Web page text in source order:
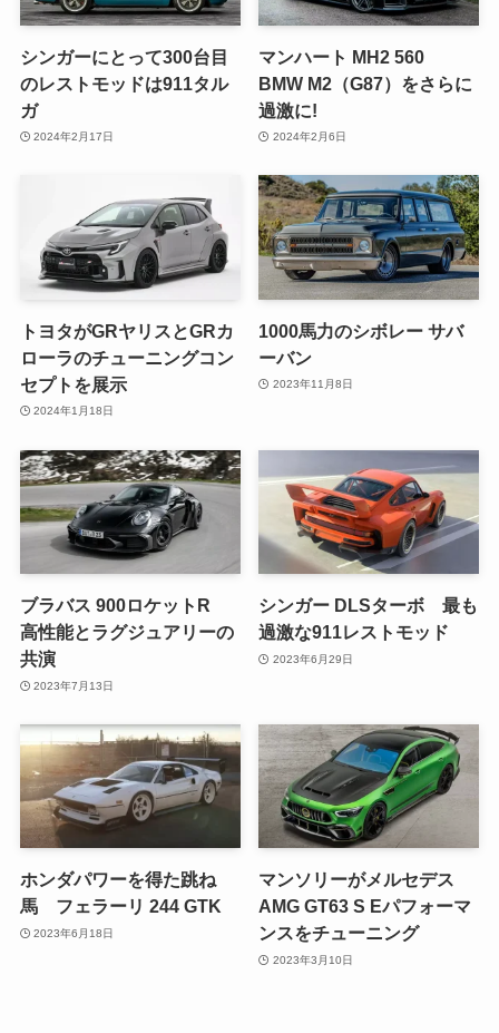
シンガーにとって300台目
のレストモッドは911タル
ガ
2024年2月17日
マンハート MH2 560
BMW M2（G87）をさらに
過激に!
2024年2月6日
トヨタがGRヤリスとGRカ
ローラのチューニングコン
セプトを展示
2024年1月18日
1000馬力のシボレー サバ
ーバン
2023年11月8日
ブラバス 900ロケットR
高性能とラグジュアリーの
共演
2023年7月13日
シンガー DLSターボ 最も
過激な911レストモッド
2023年6月29日
ホンダパワーを得た跳ね
馬 フェラーリ 244 GTK
2023年6月18日
マンソリーがメルセデス
AMG GT63 S Eパフォーマ
ンスをチューニング
2023年3月10日